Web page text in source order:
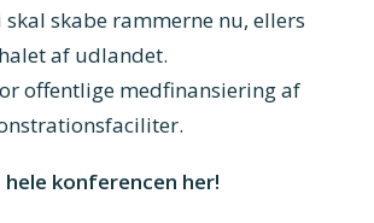
skal skabe rammerne nu, ellers
af udlandet.
offentlige medfinansiering af
hele konferencen her!